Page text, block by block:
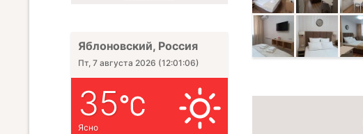
Яблоновский, Россия
Пт, 7 августа 2026 (12:01:08)
35
Ясно